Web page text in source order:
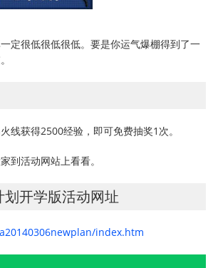
定很低很低很低。要是你运气爆棚得到了一
线获得2500经验，即可免费抽奖1次。
到活动网站上看看。
划开学版活动网址
index.htm